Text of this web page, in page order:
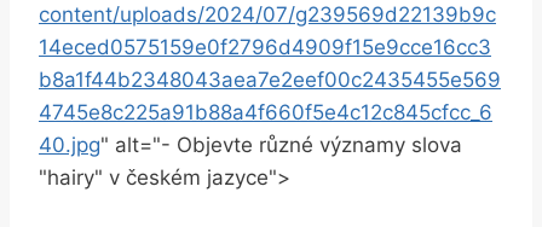
content/uploads/2024/07/g239569d22139b9c
14eced0575159e0f2796d4909f15e9cce16cc3
b8a1f44b2348043aea7e2eef00c2435455e569
4745e8c225a91b88a4f660f5e4c12c845cfcc_6
40.jpg" alt="- Objevte různé významy slova
"hairy" v českém jazyce">